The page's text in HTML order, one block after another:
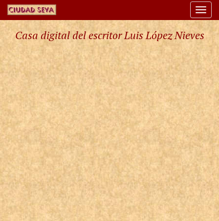
Casa digital del escritor Luis López Nieves